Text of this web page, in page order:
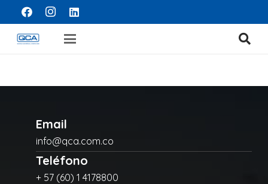
Email
info@qca.com.co
Teléfono
+ 57 (60) 1 4178800